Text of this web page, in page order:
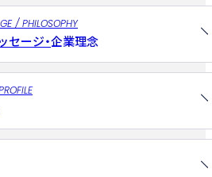
/ PHILOSOPHY
セージ・企業理念